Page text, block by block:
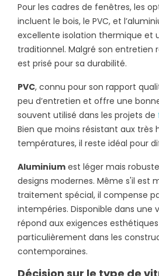
Pour les cadres de fenêtres, les
incluent le bois, le PVC, et
excellente isolation thermique et
traditionnel. Malgré son entretien
est prisé pour sa durabilité.
PVC, connu pour son rapport
peu d’entretien et offre une
souvent utilisé dans les projets de
Bien que moins résistant aux très
températures, il reste idéal pour
Aluminium est léger mais
designs modernes. Même s'il est
traitement spécial, il compense
intempéries. Disponible dans une
répond aux exigences
particulièrement dans les
contemporaines.